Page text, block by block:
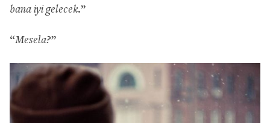
bana iyi gelecek.”
“Mesela?”